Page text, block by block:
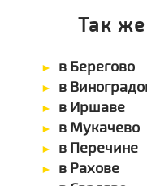
Так
в Берегово
в
в Иршаве
в Мукачево
в Перечине
в Рахове